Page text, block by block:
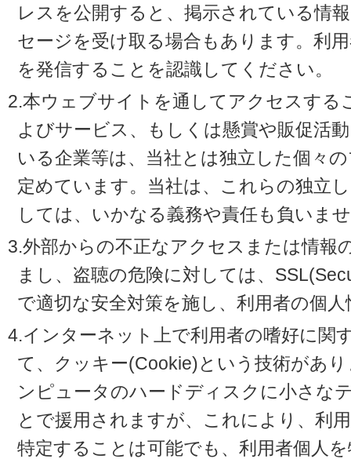
レスを公開すると、掲示されている情
セージを受け取る場合もあります。利
を発信することを認識してください。
2.本ウェブサイトを通してアクセスする
よびサービス、もしくは懸賞や販促活
いる企業等は、当社とは独立した個々
定めています。当社は、これらの独立
しては、いかなる義務や責任も負いま
3.外部からの不正なアクセスまたは情報
まし、盗聴の危険に対しては、
で適切な安全対策を施し、利用者の個
4.インターネット上で利用者の嗜好に関
て、クッキー(Cookie)という技術があ
ンピュータのハードディスクに小さな
とで援用されますが、これにより、利
特定することは可能でも、利用者個人